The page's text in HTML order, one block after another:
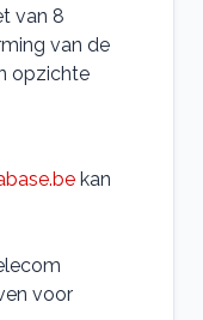
van 8
van de
opzichte
kan
voor